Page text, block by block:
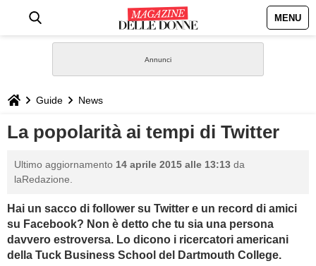
MENU
STILE
BIOGRAFIE
GASTRONOMIA
Guide News
La popolarità ai tempi di Twitter
Ultimo aggiornamento 14 aprile 2015 alle 13:13 da
laRedazione.
Hai un sacco di follower su Twitter e un record di amici
su Facebook? Non è detto che tu sia una persona
davvero estroversa. Lo dicono i ricercatori americani
della Tuck Business School del Dartmouth College.